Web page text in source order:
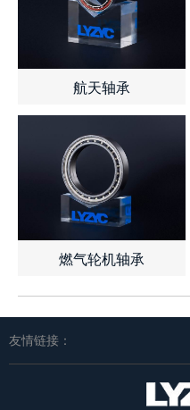
航天轴承
燃气轮机轴承
查看详情 了解报价
友情链接：